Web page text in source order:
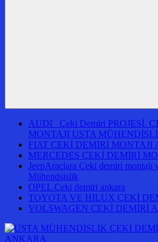
AUDI Çeki Demiri PROJESİ.
MONTAJI USTA
FIAT ÇEKİ DEMİRİ MONTAJI
MERCEDES ÇEKİ DEMİRİ
JeepAraçlara Çeki demiri montajı
Mühendsislik
OPEL Çeki demiri ankara
TOYOTA VE HILUX ÇEKİ
VOLSWAGEN ÇEKİ DEMİRİ